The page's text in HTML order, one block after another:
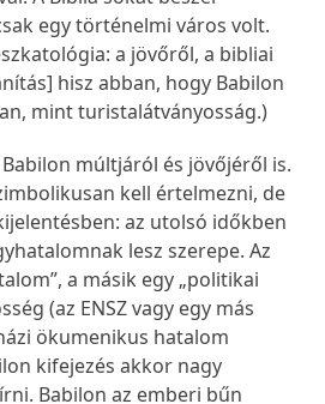
egy történelmi város volt.
a jövőről, a bibliai
hisz abban, hogy Babilon
mint turistalátványosság.)
múltjáról és jövőjéről is.
kell értelmezni, de
az utolsó időkben
lesz szerepe. Az
a másik egy „politikai
(az ENSZ vagy egy más
ökumenikus hatalom
kifejezés akkor nagy
Babilon az emberi bűn